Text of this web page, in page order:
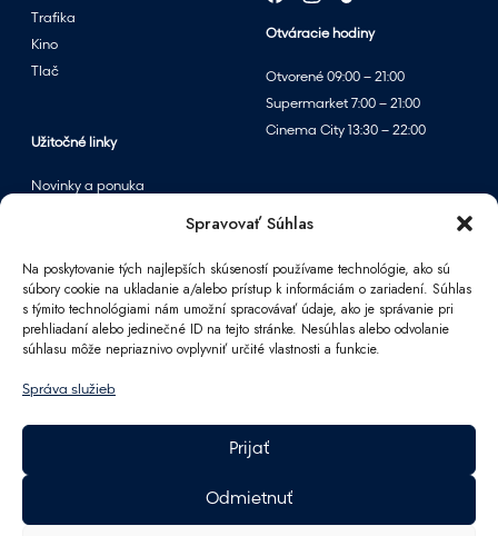
Spravovať Súhlas
Na poskytovanie tých najlepších skúseností používame technológie, ako sú
súbory cookie na ukladanie a/alebo prístup k informáciám o zariadení. Súhlas
s týmito technológiami nám umožní spracovávať údaje, ako je správanie pri
prehliadaní alebo jedinečné ID na tejto stránke. Nesúhlas alebo odvolanie
súhlasu môže nepriaznivo ovplyvniť určité vlastnosti a funkcie.
Správa služieb
Prijať
Odmietnuť
a
j
o
p
r
m
é
r
i
á
Otváracie hodiny
Otvorené 09:00 – 21:00
Supermarket 7:00 – 21:00
Cinema City 13:30 – 22:00
Trafika
Kino
Tlač
Užitočné linky
Novinky a ponuka
Informácie
Kontakt
FAQ